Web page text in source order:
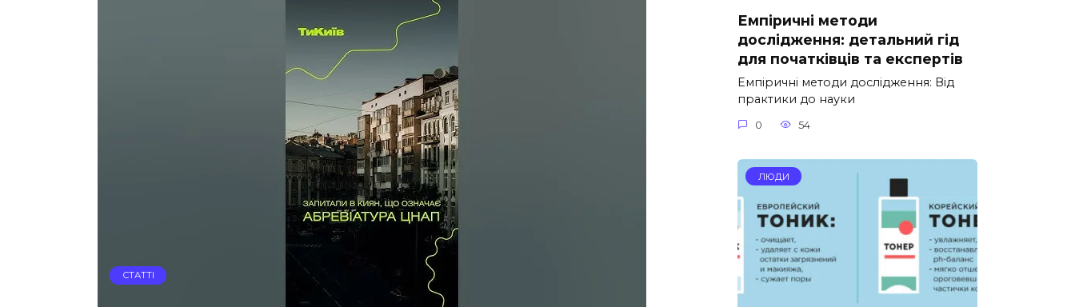
СТАТТІ
Емпіричні методи
дослідження: детальний гід
для початківців та експертів
Емпіричні методи дослідження: Від
практики до науки
0 54
ЛЮДИ